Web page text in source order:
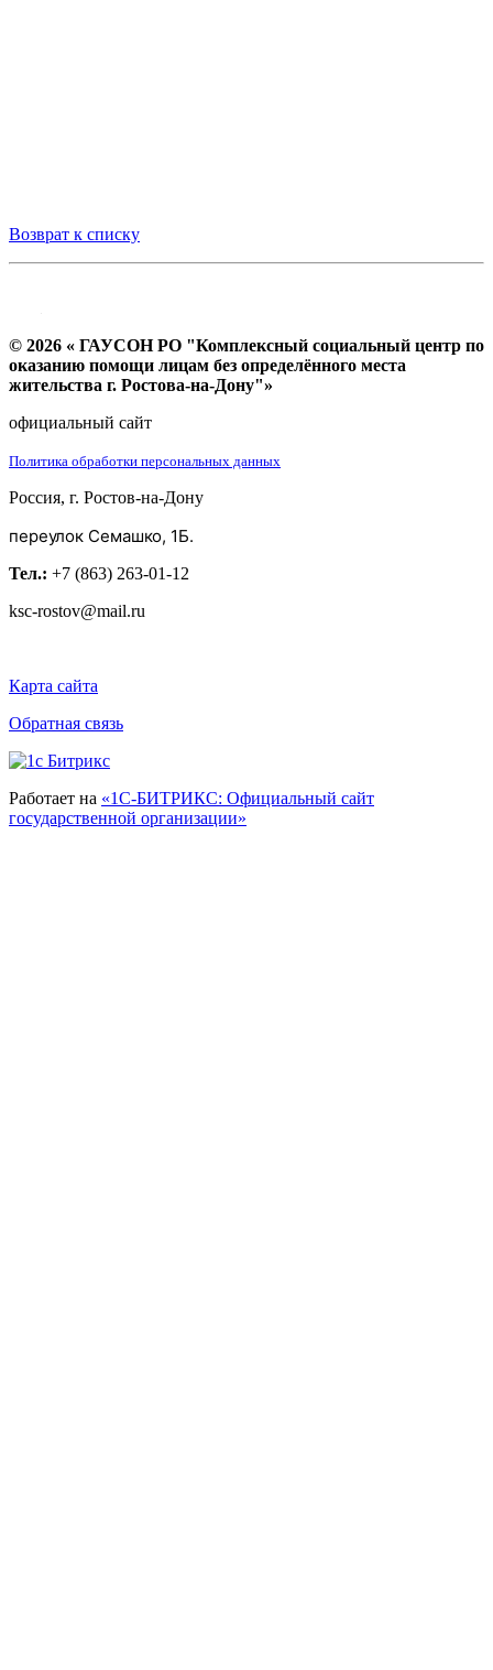
Возврат к списку
© 2026 « ГАУСОН РО "Комплексный социальный центр по
оказанию помощи лицам без определённого места
жительства г. Ростова-на-Дону"»
официальный сайт
Политика обработки персональных данных
Россия, г. Ростов-на-Дону
переулок Семашко, 1Б.
Тел.: +7 (863) 263-01-12
ksc-rostov@mail.ru
Карта сайта
Обратная связь
Работает на «1С-БИТРИКС: Официальный сайт
государственной организации»